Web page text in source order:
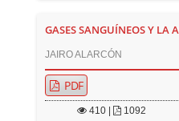
GASES SANGUÍNEOS Y LA
JAIRO ALARCÓN
PDF
410 | 1092